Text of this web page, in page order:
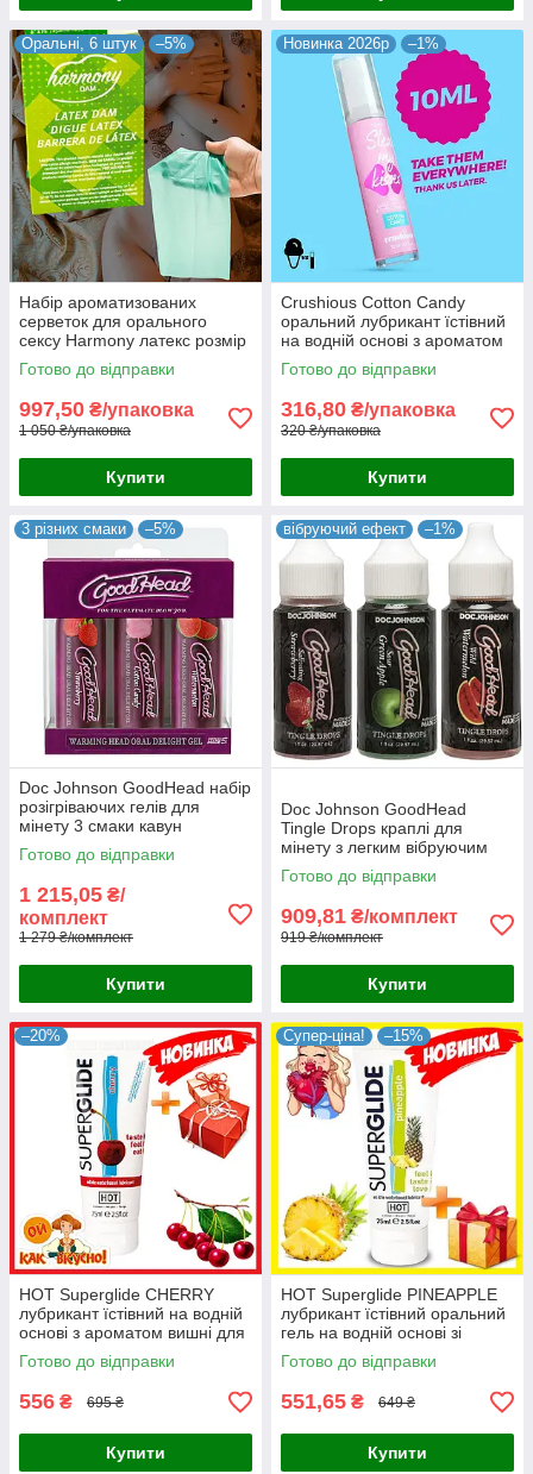
Оральні, 6 штук –5%
Набір ароматизованих
серветок для орального
сексу Harmony латекс розмір
15*25 см 6 шт./уп. США
Готово до відправки
997,50 ₴/упаковка
1 050 ₴/упаковка
Купити
Новинка 2026р –1%
Crushious Cotton Candy
оральний лубрикант їстівний
на водній основі з ароматом
солодкої вати 10 мл Австрія
Готово до відправки
316,80 ₴/упаковка
320 ₴/упаковка
Купити
3 різних смаки –5%
Doc Johnson GoodHead набір
розігріваючих гелів для
мінету 3 смаки кавун
полуниця та солодка вата 3
шт по 59 мл США
Готово до відправки
1 215,05 ₴/
комплект
1 279 ₴/комплект
Купити
вібруючий ефект –1%
Doc Johnson GoodHead
Tingle Drops краплі для
мінету з легким вібруючим
ефектом 3 смаки кавун
яблуко полуниця США
Готово до відправки
909,81 ₴/комплект
919 ₴/комплект
Купити
–20%
HOT Superglide CHERRY
лубрикант їстівний на водній
основі з ароматом вишні для
вагінального та орального
сексу 75 мл Австрія
Готово до відправки
556 ₴ 695 ₴
Купити
Супер-ціна! –15%
HOT Superglide PINEAPPLE
лубрикант їстівний оральний
гель на водній основі зі
смаком ананаса 75 мл
Австрія
Готово до відправки
551,65 ₴ 649 ₴
Купити